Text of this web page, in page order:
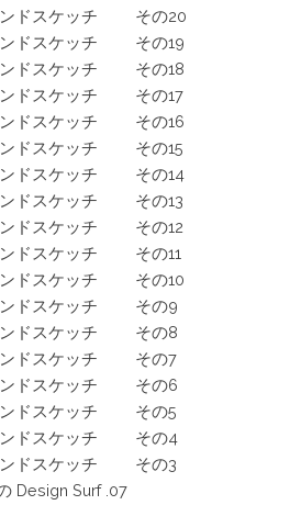
ンドスケッチ その20
ンドスケッチ その19
ンドスケッチ その18
ンドスケッチ その17
ンドスケッチ その16
ンドスケッチ その15
ンドスケッチ その14
ンドスケッチ その13
ンドスケッチ その12
ンドスケッチ その11
ンドスケッチ その10
ンドスケッチ その9
ンドスケッチ その8
ンドスケッチ その7
ンドスケッチ その6
ンドスケッチ その5
ンドスケッチ その4
ンドスケッチ その3
Design Surf .07